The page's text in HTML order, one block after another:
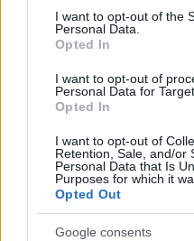
consent section.
I want to opt-out of the
Personal Data.
Opted In
I want to opt-out of
Personal Data for
Opted In
I want to opt-out of
Retention, Sale, and/or
Personal Data that Is
Purposes for which it
Opted Out
Google consents